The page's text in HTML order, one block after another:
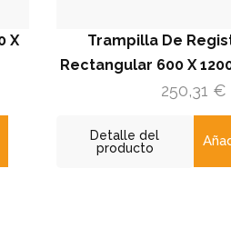
Trampilla De Registro 15
Rectangular 600 X 1200 / 1200
Detalle del
Añadir al